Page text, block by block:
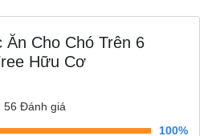
Cho Chó Trên 6
Hữu Cơ
56 Đánh giá
100%